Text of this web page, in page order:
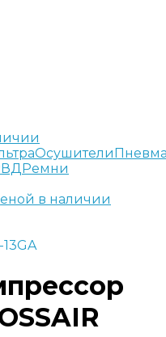
Осушители
Ремни
в наличии